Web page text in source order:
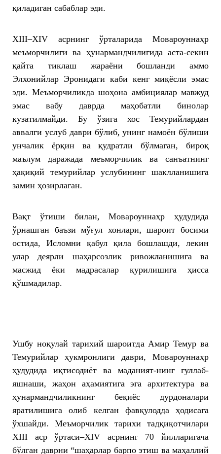
қиладиган сабаблар эди.
XIII–XIV асрнинг ўрталарида Мовароуннаҳр
меъморчилиги ва ҳунармандчилигида аста-секин
қайта тиклаш жараёни бошланди аммо
Элхонийлар Эронидаги каби кенг миқёсли эмас
эди. Меъморчиликда шоҳона амбициялар мавжуд
эмас вабу даврда маҳобатли бинолар
кузатилмайди. Бу ўзига хос Темурийлардан
аввалги услуб даври бўлиб, унинг намоён бўлиши
унчалик ёрқин ва қудратли бўлмаган, бироқ
маълум даражада меъморчилик ва санъатнинг
ҳақиқий темурийлар услубининг шаклланишига
замин ҳозирлаган.
Вақт ўтиши билан, Мовароуннаҳр ҳудудида
ўрнашган баъзи мўғул хонлари, шароит босими
остида, Исломни қабул қила бошлашди, лекин
улар деярли шаҳарсозлик ривожланишига ва
масжид ёки мадрасалар қурилишига ҳисса
қўшмадилар.
Ушбу ноқулай тарихий шароитда Амир Темур ва
Темурийлар ҳукмронлиги даври, Мовароуннаҳр
ҳудудида иқтисодиёт ва маданият-нинг гуллаб-
яшнаши, жаҳон аҳамиятига эга архитектура ва
ҳунармандчиликнинг беқиёс дурдоналари
яратилишига олиб келган фавқулодда ҳодисага
ўхшайди. Меъморчилик тарихи тадқиқотчилари
XIII аср ўртаси–XIV асрнинг 70 йилларигача
бўлган даврни “шаҳарлар барпо этиш ва маҳаллий